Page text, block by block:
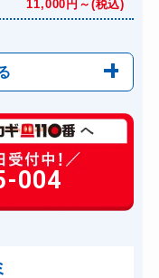
11,000円～(税込)
6,600円～(税込)
14,300円～(税込)
13,200円～(税込)
004